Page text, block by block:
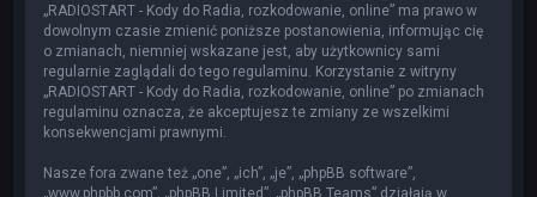
„RADIOSTART - Kody do Radia, rozkodowanie, online” ma prawo w
dowolnym czasie zmienić poniższe postanowienia, informując cię
o zmianach, niemniej wskazane jest, aby użytkownicy sami
regularnie zaglądali do tego regulaminu. Korzystanie z witryny
„RADIOSTART - Kody do Radia, rozkodowanie, online” po zmianach
regulaminu oznacza, że akceptujesz te zmiany ze wszelkimi
konsekwencjami prawnymi.
Nasze fora zwane też „one”, „ich”, „je”, „phpBB software”,
„www.phpbb.com”, „phpBB Limited”, „phpBB Teams” działają w